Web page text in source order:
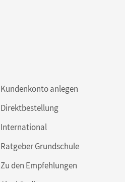
Kundenkonto anlegen
Direktbestellung
International
Ratgeber Grundschule
Zu den Empfehlungen